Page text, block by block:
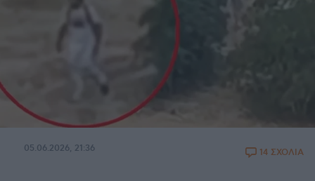
05.06.2026, 21:36 14 ΣΧΟΛΙΑ